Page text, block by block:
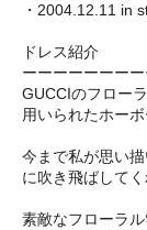
・2004.12.11 in
ドレス紹介
ーーーーーーー
GUCCIのフロー
用いられたホー
今まで私が思い
に吹き飛ばして
素敵なフローラ